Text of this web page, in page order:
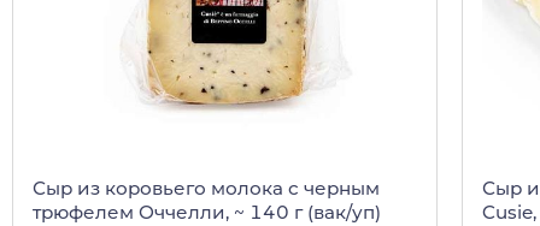
Сыр из коровьего молока с черным
трюфелем Оччелли, ~ 140 г (вак/уп)
Сыр